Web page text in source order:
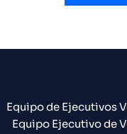
Equipo de Ejecutivos
Equipo Ejecutivo de